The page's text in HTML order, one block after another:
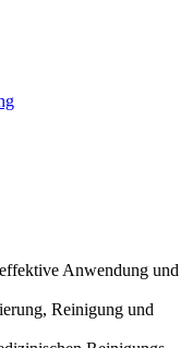
Anwendung und
Reinigung und